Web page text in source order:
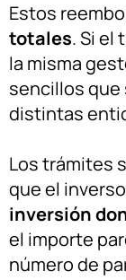
Estos
totales. Si el
la misma
sencillos que
distintas
Los trámites
que el
inversión
el importe
número de